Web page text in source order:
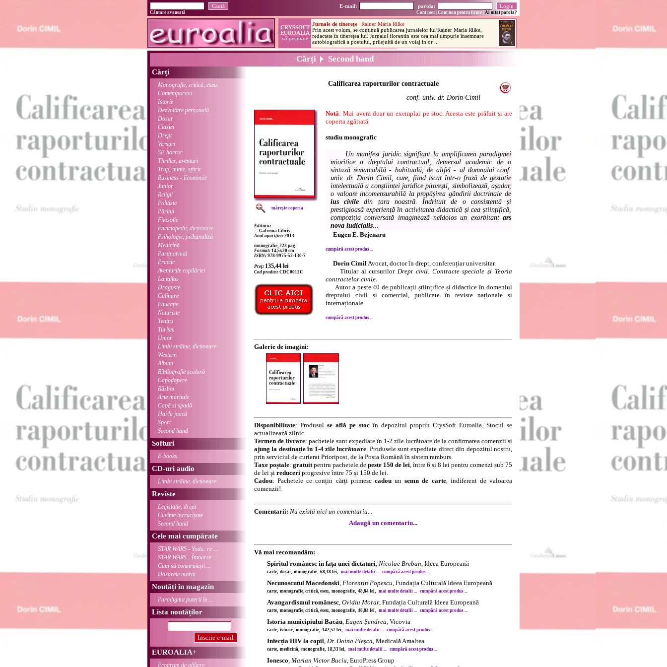
E-mail: parola:
Căutare avansată Cont nou Cont nou pentru firme Ai uitat parola?
Cărți Second hand
Cărți
Monografie, critică, eseu
Contemporani
Istorie
Dezvoltare personală
Dosar
Clasici
Drept
Versuri
SF, horror
Thriller, aventuri
Trup, minte, spirit
Business - Economie
Junior
Religii
Polițiste
Părinți
Filosofie
Enciclopedii, dicționare
Psihologie, psihanaliză
Medicină
Paranormal
Practic
Aventurile copilăriei
La taifas
Dragoste
Culinare
Educație
Naturiste
Teatru
Turism
Umor
Limbi străine, dicționare
Western
Album
Bibliografie școlară
Capodopere
Război
Arte marțiale
Capă și spadă
Hai la joacă
Sport
Second hand
Softuri
E-books
CD-uri audio
Limbi străine, dicționare
Reviste
Legislație, drept
Cuvinte încrucișate
Second hand
Cele mai cumpărate
STAR WARS - Yoda: re ...
STAR WARS - Întoarce ...
Cum să construiești ...
Dosarele morții
Noutăți în magazin
Paradigma puterii în ...
Lista noutăților
EUROALIA+
Program de afiliere
Calificarea raporturilor contractuale
conf. univ. dr. Dorin Cimil
mărește coperta
Editura:
Gafrema Libris
Anul apariției: 2013
monografie, 223 pag.
Format: 14,5x20 cm
ISBN: 978-9975-52-130-7
Preț: 135,44 lei
Cod produs: CDC0012C
Notă: Mai avem doar un exemplar pe stoc. Acesta este prăfuit și are
coperta zgâriată.
studiu monografic
Un manifest juridic signifiant la amplificarea paradigmei
mioritice a dreptului contractual, demersul academic de o
sintaxă remarcabilă - habituală, de altfel - al domnului conf.
univ. dr. Dorin Cimil, care, fiind iscat într-o frază de gestație
intelectuală a conștiinței juridice pitorești, simbolizează, așadar,
o valoare incomensurabilă la propășirea gândirii doctrinale de
ius civile din țara noastră. Îndrituit de o consistentă și
prestigioasă experiență în activitatea didactică și cea științifică,
compoziția conversată imaginează neîdoios un exorbitant ars
nova iudicialis...
Eugen E. Bejenaru
cumpără acest produs ...
Dorin CimilAvocat, doctor în drept, conferențiar universitar.
Titular al cursurilorDrept civil. Contracte speciale și Teoria
contractelor civile.
Autor a peste 40 de publicații științifice și didactice în domeniul
dreptului civil și comercial, publicate în reviste naționale și
internaționale.
cumpără acest produs ...
Galerie de imagini:
Disponibilitate: Produsul se află pe stoc în depozitul propriu CrysSoft Euroalia. Stocul se
actualizează zilnic.
Termen de livrare: pachetele sunt expediate în 1-2 zile lucrătoare de la confirmarea comenzii și
ajung la destinație în 1-4 zile lucrătoare. Produsele sunt expediate direct din depozitul nostru,
prin serviciul de curierat Prioripost, de la Poșta Română în sistem ramburs.
Taxe poștale: gratuitpentru pachetele de peste 150 de lei, între 6 și 8 lei pentru comenzi sub 75
de lei și reduceri progresive între 75 și 150 de lei.
Cadou: Pachetele ce conțin cărți primesc cadouunsemn de carte, indiferent de valoarea
comenzii!
Comentarii: Nu există nici un comentariu...
Adaugă un comentariu...
Vă mai recomandăm:
Spiritul românesc în fața unei dictaturi, Nicolae Breban, Ideea Europeană
carte, dosar, monografie, 68,38 lei, mai multe detalii ... cumpără acest produs ...
Necunoscutul Macedonski, Florentin Popescu, Fundația Culturală Ideea Europeană
carte, monografie, critică, eseu, monografie, 48,84 lei, mai multe detalii ... cumpără acest produs ...
Avangardismul românesc, Ovidiu Morar, Fundația Culturală Ideea Europeană
carte, monografie, critică, eseu, monografie, 48,84 lei, mai multe detalii ... cumpără acest produs ...
Istoria municipiului Bacău, Eugen Șendrea, Vicovia
carte, istorie, monografie, 142,57 lei, mai multe detalii ... cumpără acest produs ...
Infecția HIV la copil, Dr. Doina Pleșca, Medicală Amaltea
carte, medicină, monografie, 18,33 lei, mai multe detalii ... cumpără acest produs ...
Ionesco, Marian Victor Buciu, EuroPress Group